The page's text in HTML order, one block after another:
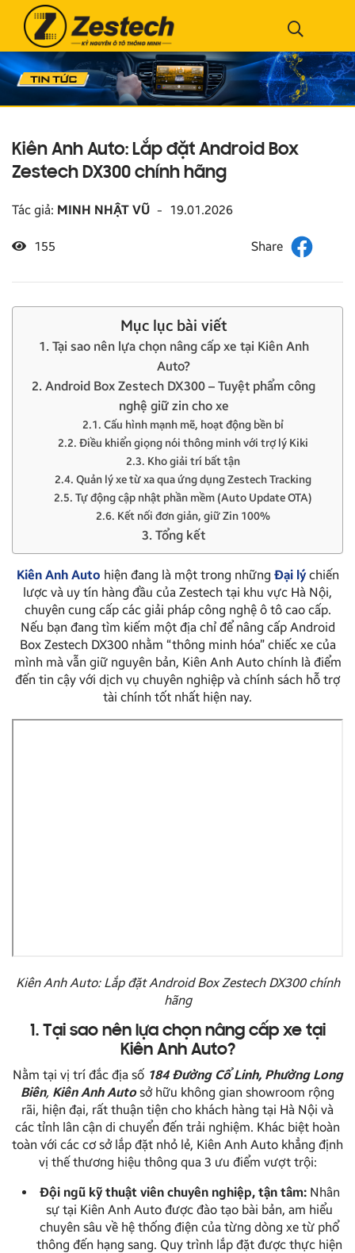
Kiên Anh Auto: Lắp đặt Android Box
Zestech DX300 chính hãng
Tác giả: MINH NHẬT VŨ - 19.01.2026
155
Mục lục bài viết
1. Tại sao nên lựa chọn nâng cấp xe tại Kiên Anh
Auto?
2. Android Box Zestech DX300 – Tuyệt phẩm công
nghệ giữ zin cho xe
2.1. Cấu hình mạnh mẽ, hoạt động bền bỉ
2.2. Điều khiển giọng nói thông minh với trợ lý Kiki
2.3. Kho giải trí bất tận
2.4. Quản lý xe từ xa qua ứng dụng Zestech Tracking
2.5. Tự động cập nhật phần mềm (Auto Update OTA)
2.6. Kết nối đơn giản, giữ Zin 100%
3. Tổng kết
Kiên Anh Auto hiện đang là một trong những Đại lýchiến
lược và uy tín hàng đầu của Zestech tại khu vực Hà Nội,
chuyên cung cấp các giải pháp công nghệ ô tô cao cấp.
Nếu bạn đang tìm kiếm một địa chỉ để nâng cấp Android
Box Zestech DX300 nhằm “thông minh hóa” chiếc xe của
mình mà vẫn giữ nguyên bản, Kiên Anh Auto chính là điểm
đến tin cậy với dịch vụ chuyên nghiệp và chính sách hỗ trợ
tài chính tốt nhất hiện nay.
Kiên Anh Auto: Lắp đặt Android Box Zestech DX300 chính
hãng
1. Tại sao nên lựa chọn nâng cấp xe tại
Kiên Anh Auto?
Nằm tại vị trí đắc địa số 184 Đường Cổ Linh, Phường Long
Biên, Kiên Anh Autosở hữu không gian showroom rộng
rãi, hiện đại, rất thuận tiện cho khách hàng tại Hà Nội và
các tỉnh lân cận di chuyển đến trải nghiệm. Khác biệt hoàn
toàn với các cơ sở lắp đặt nhỏ lẻ, Kiên Anh Auto khẳng định
vị thế thương hiệu thông qua 3 ưu điểm vượt trội:
Đội ngũ kỹ thuật viên chuyên nghiệp, tận tâm:Nhân
sự tại Kiên Anh Auto được đào tạo bài bản, am hiểu
chuyên sâu về hệ thống điện của từng dòng xe từ phổ
thông đến hạng sang. Quy trình lắp đặt được thực hiện